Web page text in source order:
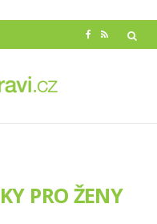
R
PRO ŽENY